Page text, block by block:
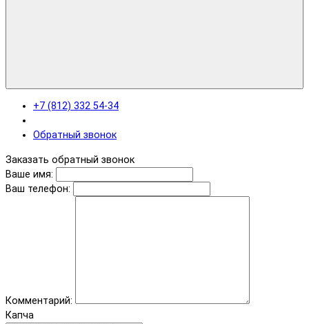
+7 (812) 332 54-34
Обратный звонок
Заказать обратный звонок
Ваше имя:
Ваш телефон:
Комментарий:
Капча